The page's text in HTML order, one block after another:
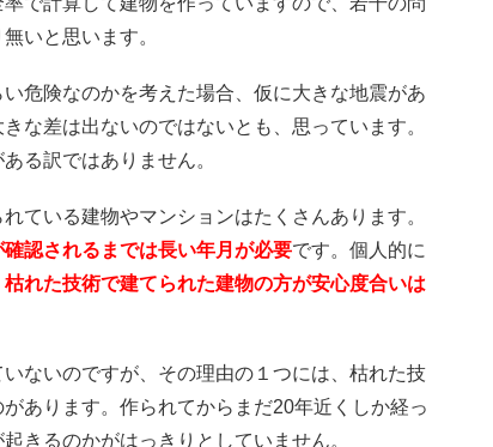
いと思います。
危険なのかを考えた場合、仮に大きな地震があ
な差は出ないのではないとも、思っています。
る訳ではありません。
ている建物やマンションはたくさんあります。
認されるまでは長い年月が必要です。個人的に
枯れた技術で建てられた建物の方が安心度合いは
ないのですが、その理由の１つには、枯れた技
あります。作られてからまだ20年近くしか経っ
きるのかがはっきりとしていません。